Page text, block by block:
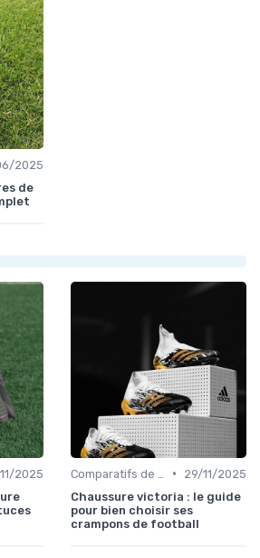
2025
de
2025
•
29/11/2025
Chaussure victoria : le guide
pour bien choisir ses
crampons de football